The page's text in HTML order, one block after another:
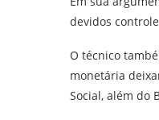
devidos
O técnico
monetária
Social, além do